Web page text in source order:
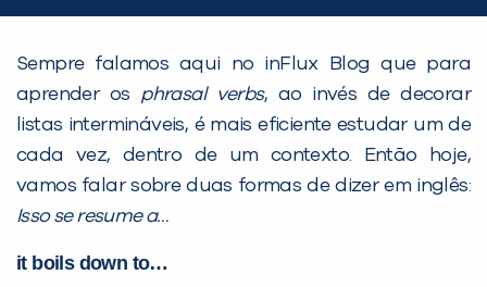
Sempre falamos aqui no inFlux Blog que para
aprender os phrasal verbs, ao invés de decorar
listas intermináveis, é mais eficiente estudar um de
cada vez, dentro de um contexto. Então hoje,
vamos falar sobre duas formas de dizer em inglês:
Isso se resume a…
it boils down to…PEÇA UMA DEMONSTRAÇÃO DE MÉTODO